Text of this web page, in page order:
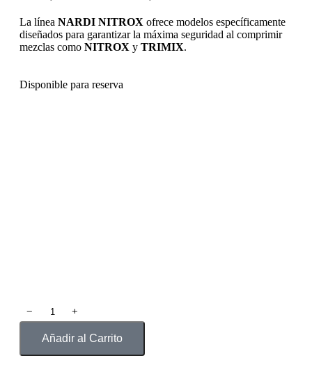
La línea NARDI NITROX ofrece modelos específicamente
diseñados para garantizar la máxima seguridad al comprimir
mezclas como NITROX y TRIMIX.
Disponible para reserva
﹣ ﹢
Añadir al Carrito